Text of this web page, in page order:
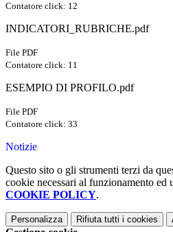
Contatore click: 12
INDICATORI_RUBRICHE.pdf
File PDF
Contatore click: 11
ESEMPIO DI PROFILO.pdf
File PDF
Contatore click: 33
Notizie
Questo sito o gli strumenti terzi da
cookie necessari al funzionamento
COOKIE POLICY.
Personalizza Rifiuta tutti i cookies